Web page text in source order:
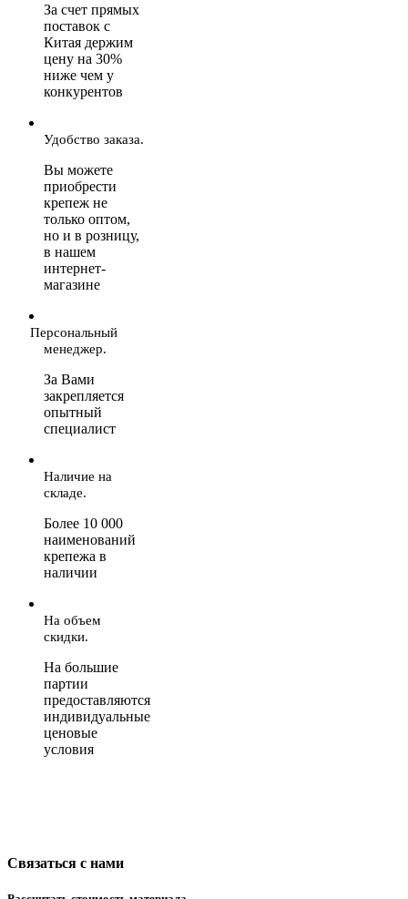
За счет прямых
поставок с
Китая держим
цену на 30%
ниже чем у
конкурентов
Удобство заказа.
Вы можете
приобрести
крепеж не
только оптом,
но и в розницу,
в нашем
интернет-
магазине
Персональный
менеджер.
За Вами
закрепляется
опытный
специалист
Наличие на
складе.
Более 10 000
наименований
крепежа в
наличии
На объем
скидки.
На большие
партии
предоставляются
индивидуальные
ценовые
условия
Связаться с нами